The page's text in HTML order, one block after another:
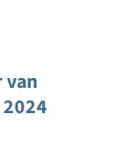
van